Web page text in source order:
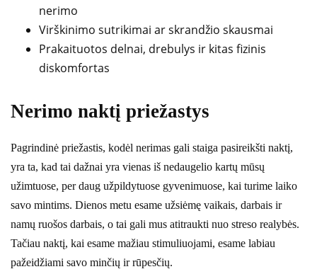
nerimo
Virškinimo sutrikimai ar skrandžio skausmai
Prakaituotos delnai, drebulys ir kitas fizinis
diskomfortas
Nerimo naktį priežastys
Pagrindinė priežastis, kodėl nerimas gali staiga pasireikšti naktį,
yra ta, kad tai dažnai yra vienas iš nedaugelio kartų mūsų
užimtuose, per daug užpildytuose gyvenimuose, kai turime laiko
savo mintims. Dienos metu esame užsiėmę vaikais, darbais ir
namų ruošos darbais, o tai gali mus atitraukti nuo streso realybės.
Tačiau naktį, kai esame mažiau stimuliuojami, esame labiau
pažeidžiami savo minčių ir rūpesčių.